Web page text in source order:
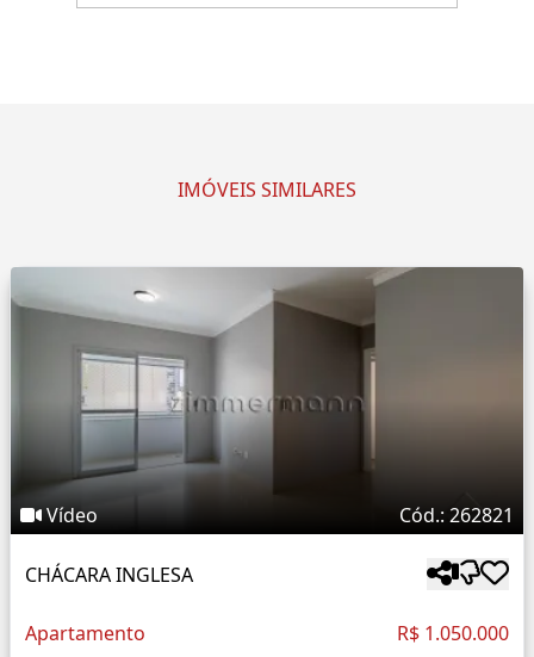
IMÓVEIS SIMILARES
Vídeo Cód.: 262821
CHÁCARA INGLESA
Apartamento R$ 1.050.000